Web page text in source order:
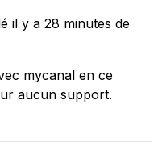
il y a 28 minutes de
mycanal en ce
aucun support.